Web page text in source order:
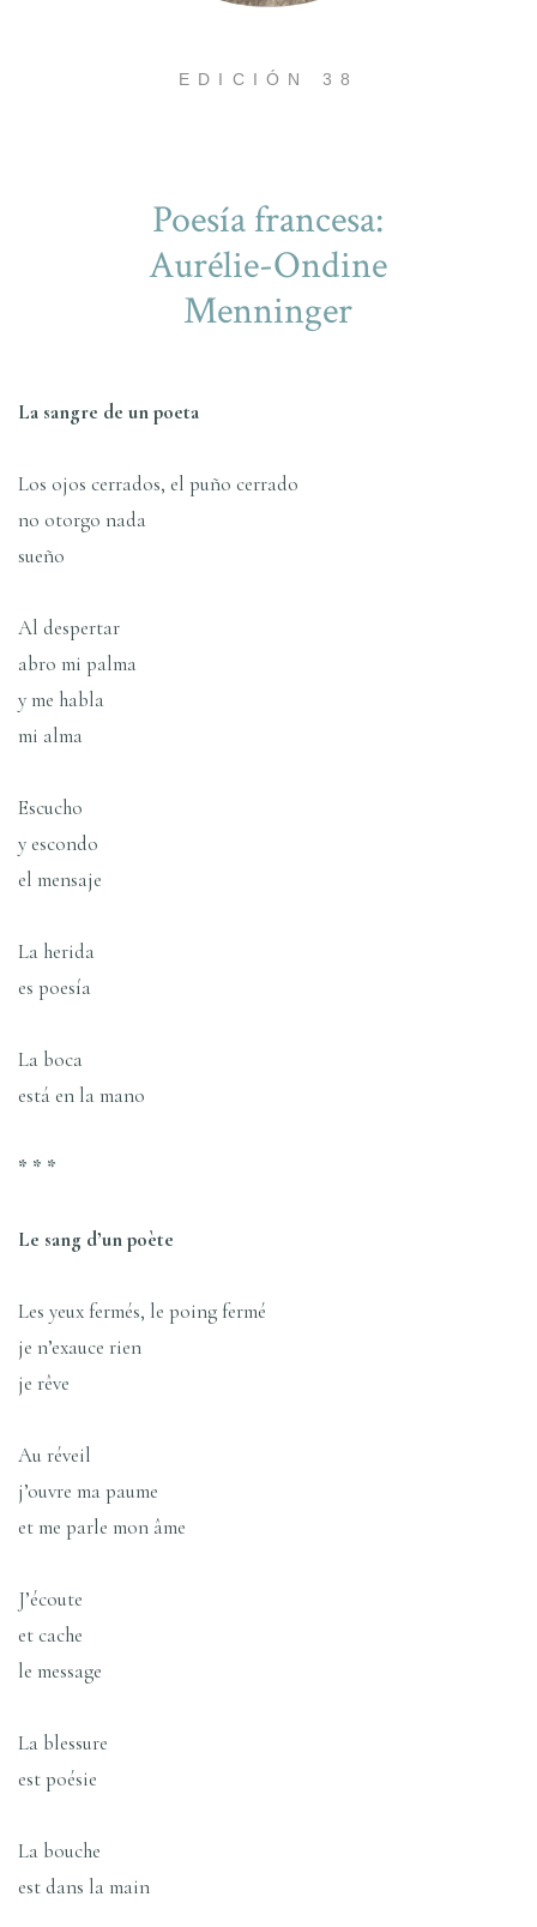
EDICIÓN 38
Poesí­a francesa:
Aurélie-Ondine
Menninger
La sangre de un poeta
Los ojos cerrados, el puño cerrado
no otorgo nada
sueño
Al despertar
abro mi palma
y me habla
mi alma
Escucho
y escondo
el mensaje
La herida
es poesía
La boca
está en la mano
* * *
Le sang d’un poète
Les yeux fermés, le poing fermé
je n’exauce rien
je rêve
Au réveil
j’ouvre ma paume
et me parle mon âme
J’écoute
et cache
le message
La blessure
est poésie
La bouche
est dans la main